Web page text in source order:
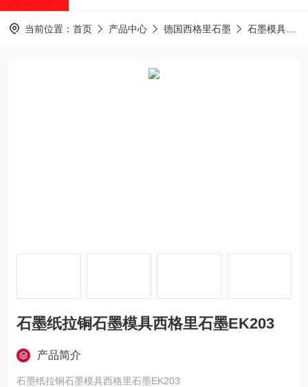
当前位置： 首页 产品中心 德国西格里石墨 石墨模具
石墨纸拉铜石墨模具西格里石墨EK203
产品简介
石墨纸拉铜石墨模具西格里石墨EK203